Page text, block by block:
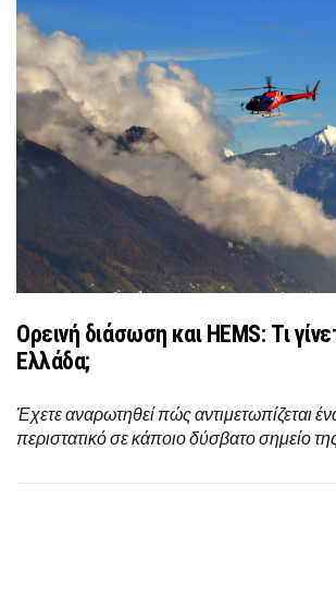
Ορεινή διάσωση και HEMS: Τι
Ελλάδα;
Έχετε αναρωτηθεί πώς αντιμετωπίζεται
περιστατικό σε κάποιο δύσβατο σημείο